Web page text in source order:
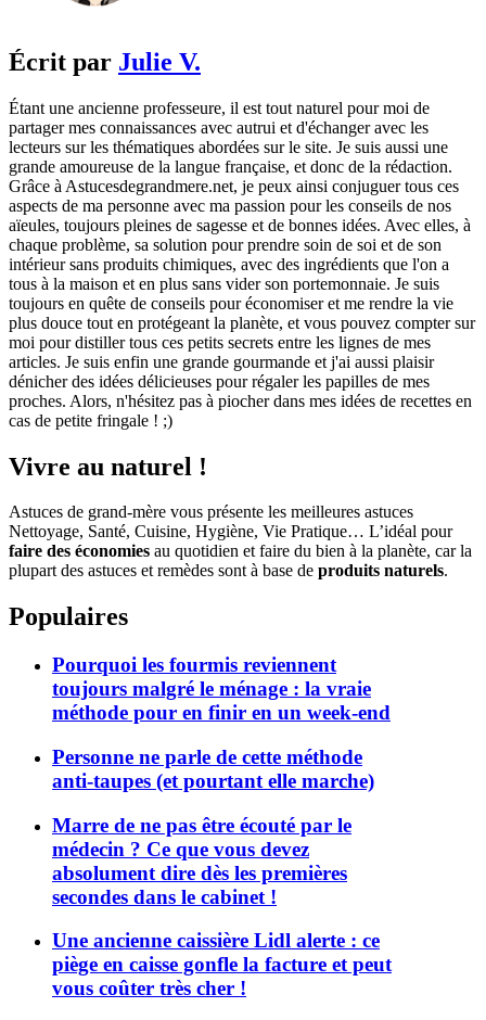
Écrit par Julie V.
Étant une ancienne professeure, il est tout naturel pour moi de
partager mes connaissances avec autrui et d'échanger avec les
lecteurs sur les thématiques abordées sur le site. Je suis aussi une
grande amoureuse de la langue française, et donc de la rédaction.
Grâce à Astucesdegrandmere.net, je peux ainsi conjuguer tous ces
aspects de ma personne avec ma passion pour les conseils de nos
aïeules, toujours pleines de sagesse et de bonnes idées. Avec elles, à
chaque problème, sa solution pour prendre soin de soi et de son
intérieur sans produits chimiques, avec des ingrédients que l'on a
tous à la maison et en plus sans vider son portemonnaie. Je suis
toujours en quête de conseils pour économiser et me rendre la vie
plus douce tout en protégeant la planète, et vous pouvez compter sur
moi pour distiller tous ces petits secrets entre les lignes de mes
articles. Je suis enfin une grande gourmande et j'ai aussi plaisir
dénicher des idées délicieuses pour régaler les papilles de mes
proches. Alors, n'hésitez pas à piocher dans mes idées de recettes en
cas de petite fringale ! ;)
Vivre au naturel !
Astuces de grand-mère vous présente les meilleures astuces
Nettoyage, Santé, Cuisine, Hygiène, Vie Pratique… L’idéal pour
faire des économies au quotidien et faire du bien à la planète, car la
plupart des astuces et remèdes sont à base de produits naturels.
Populaires
Pourquoi les fourmis reviennent
toujours malgré le ménage : la vraie
méthode pour en finir en un week-end
Personne ne parle de cette méthode
anti-taupes (et pourtant elle marche)
Marre de ne pas être écouté par le
médecin ? Ce que vous devez
absolument dire dès les premières
secondes dans le cabinet !
Une ancienne caissière Lidl alerte : ce
piège en caisse gonfle la facture et peut
vous coûter très cher !